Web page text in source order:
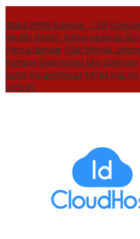
Waka DPRD Kampar : CSR
Hendri Domo : Keberagaman
Persaudaraan Olah Minyak
Kampar Diapresiasi Eko Sutrisno
Antar Kementerian Ketua
Limbah